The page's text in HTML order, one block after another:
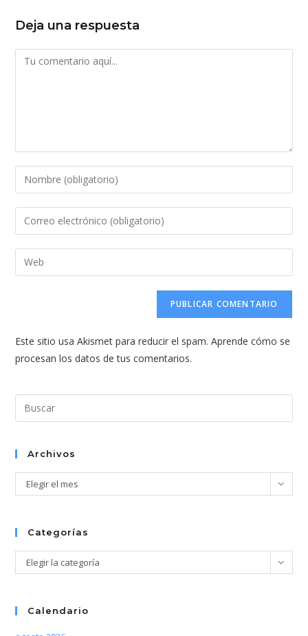
Deja una respuesta
Comentario
Introduce
tu
nombre
de
usuario
Introduce
tu
dirección
de
comentar
Introduce
la
web
(opcional)
Este sitio usa Akismet para reducir el spam.Aprende cómo se
procesan los datos de tus comentarios.
el
Archivos
Archivos
Elegir el mes
Categorías
Categorías
Elegir la categoría
Calendario